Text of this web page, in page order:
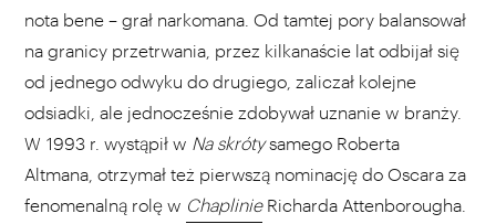
nota bene – grał narkomana. Od tamtej pory balansował
na granicy przetrwania, przez kilkanaście lat odbijał się
od jednego odwyku do drugiego, zaliczał kolejne
odsiadki, ale jednocześnie zdobywał uznanie w branży.
W 1993 r. wystąpił w Na skrótysamego Roberta
Altmana, otrzymał też pierwszą nominację do Oscara za
fenomenalną rolę w ChaplinieRicharda Attenborougha.